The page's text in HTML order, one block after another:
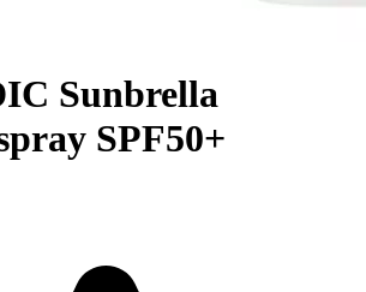
Sunbrella
SPF50+